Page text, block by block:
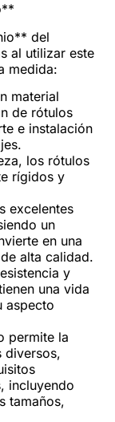
del
al utilizar este
medida:
material
de rótulos
e instalación
los rótulos
rígidos y
excelentes
un
en una
alta calidad.
y
una vida
aspecto
permite la
diversos,
incluyendo
tamaños,